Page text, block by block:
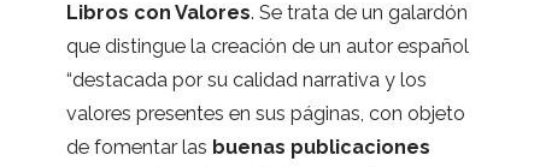
Libros con Valo­res. Se trata de un galar­dón
que dis­tin­gue la crea­ción de un autor espa­ñol
“des­ta­cada por su cali­dad narra­tiva y los
valo­res pre­sen­tes en sus pági­nas, con objeto
de fomen­tar las bue­nas publi­ca­cio­nes